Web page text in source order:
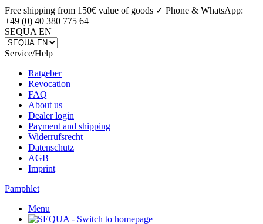
Free shipping from 150€ value of goods ✓ Phone & WhatsApp:
+49 (0) 40 380 775 64
SEQUA EN
Service/Help
Ratgeber
Revocation
FAQ
About us
Dealer login
Payment and shipping
Widerrufsrecht
Datenschutz
AGB
Imprint
Pamphlet
Menu